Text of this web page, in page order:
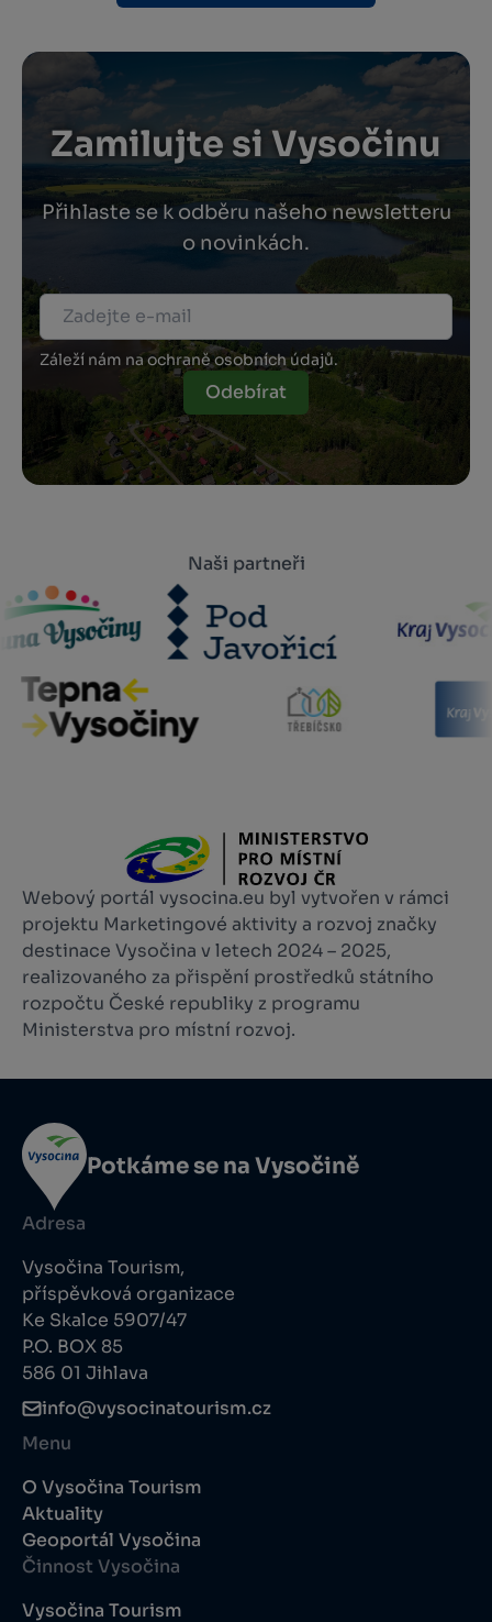
Zamilujte si Vysočinu
Přihlaste se k odběru našeho newsletteru
o novinkách.
Záleží nám na ochraně osobních údajů.
Odebírat
Naši partneři
Webový portál vysocina.eu byl vytvořen v rámci
projektu Marketingové aktivity a rozvoj značky
destinace Vysočina v letech 2024 – 2025,
realizovaného za přispění prostředků státního
rozpočtu České republiky z programu
Ministerstva pro místní rozvoj.
Potkáme se na Vysočině
Adresa
Vysočina Tourism,
příspěvková organizace
Ke Skalce 5907/47
P.O. BOX 85
586 01 Jihlava
info@vysocinatourism.cz
Menu
O Vysočina Tourism
Aktuality
Geoportál Vysočina
Činnost Vysočina
Vysočina Tourism